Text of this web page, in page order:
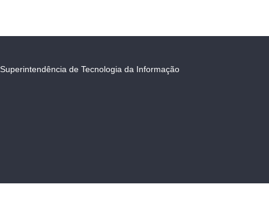
Superintendência de Tecnologia da Informação